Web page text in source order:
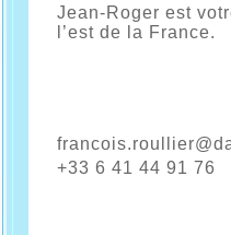
Jean-Roger est
l’est de la France.
+33 6 41 44 91 76